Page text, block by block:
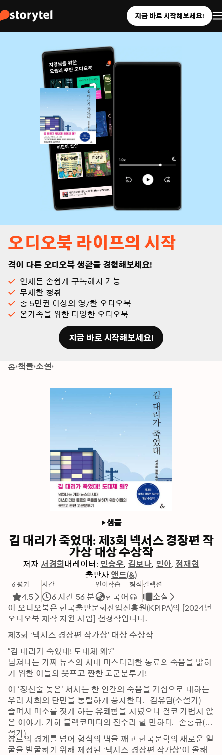
지금 바로 시작해보세요!
오디오북 라이프의 시작
격이 다른 오디오북 생활을 경험해보세요!
언제든 손쉽게 구독해지 가능
무제한 청취
총 5만권 이상의 영/한 오디오북
온가족을 위한 다양한 오디오북
지금 바로 시작해보세요!
홈 책들 소설
샘플
김 대리가 죽었대: 제3회 넥서스 경장편 작
가상 대상 수상작
저자 서경희 내레이터: 민승우 김보나 민아 정재현
출판사 앤드(&)
6 평가
4.5
시간
6 시간 56 분
언어학습
한국어
형식 컬렉션
소설
이 오디오북은 한국출판문화산업진흥원(KPIPA)의 [2024년
오디오북 제작 지원 사업] 선정작입니다.
제3회 ‘넥서스 경장편 작가상’ 대상 수상작
“김 대리가 죽었대! 도대체 왜?”
넘쳐나는 가짜 뉴스의 시대 미스터리한 동료의 죽음을 밝히
기 위한 이들의 웃프고 짠한 고군분투기!
이 ‘정신줄 놓은’ 서사는 한 인간의 죽음을 가십으로 대하는
우리 사회의 단면을 통렬하게 풍자한다. -김유담(소설가)
슬며시 미소를 짓게 하는 유쾌함을 지녔으나 결코 가볍지 않
은 이야기. 가히 블랙코미디의 진수라 할 만하다. -손홍규(소
설가)
장르의 경계를 넘어 형식의 벽을 깨고 한국문학의 새로운 얼
굴을 발굴하기 위해 제정된 ‘넥서스 경장편 작가상’이 올해